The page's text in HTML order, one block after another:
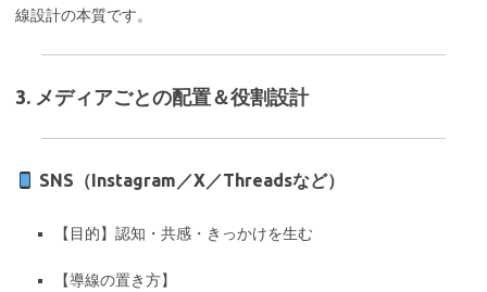
線設計の本質です。
3. メディアごとの配置＆役割設計
SNS（Instagram／X／Threadsなど）
【目的】認知・共感・きっかけを生む
【導線の置き方】